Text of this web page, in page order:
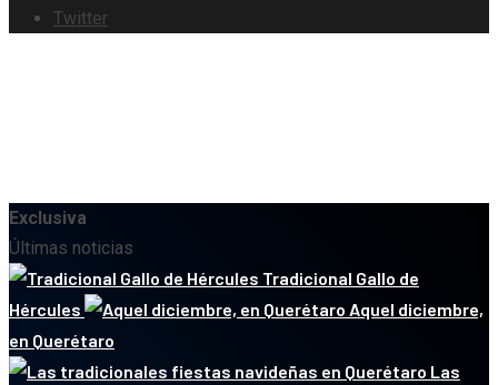
Twitter
Exclusiva
Últimas noticias
Tradicional Gallo de
Hércules
Aquel diciembre,
en Querétaro
Las